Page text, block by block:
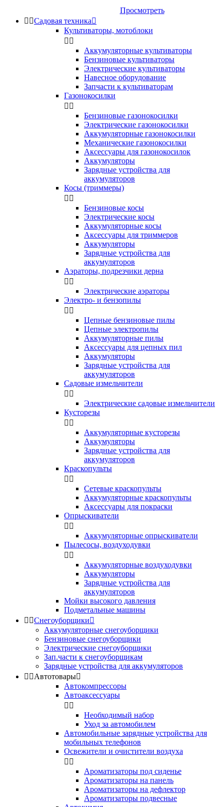
Просмотреть
 Садовая техника
Культиваторы, мотоблоки
 
Аккумуляторные культиваторы
Бензиновые культиваторы
Электрические культиваторы
Навесное оборудование
Запчасти к культиваторам
Газонокосилки
 
Бензиновые газонокосилки
Электрические газонокосилки
Аккумуляторные газонокосилки
Механические газонокосилки
Аксессуары для газонокосилок
Аккумуляторы
Зарядные устройства для
аккумуляторов
Косы (триммеры)
 
Бензиновые косы
Электрические косы
Аккумуляторные косы
Аксессуары для триммеров
Аккумуляторы
Зарядные устройства для
аккумуляторов
Аэраторы, подрезчики дерна
 
Электрические аэраторы
Электро- и бензопилы
 
Цепные бензиновые пилы
Цепные электропилы
Аккумуляторные пилы
Аксессуары для цепных пил
Аккумуляторы
Зарядные устройства для
аккумуляторов
Садовые измельчители
 
Электрические садовые измельчители
Кусторезы
 
Аккумуляторные кусторезы
Аккумуляторы
Зарядные устройства для
аккумуляторов
Краскопульты
 
Сетевые краскопульты
Аккумуляторные краскопульты
Аксессуары для покраски
Опрыскиватели
 
Аккумуляторные опрыскиватели
Пылесосы, воздуходувки
 
Аккумуляторные воздуходувки
Аккумуляторы
Зарядные устройства для
аккумуляторов
Мойки высокого давления
Подметальные машины
 Снегоуборщики
Аккумуляторные снегоуборщики
Бензиновые снегоуборщики
Электрические снегоуборщики
Зап.части к снегоуборщикам
Зарядные устройства для аккумуляторов
 Автотовары
Автокомпрессоры
Автоаксессуары
 
Необходимый набор
Уход за автомобилем
Автомобильные зарядные устройства для
мобильных телефонов
Освежители и очистители воздуха
 
Ароматизаторы под сиденье
Ароматизаторы на панель
Ароматизаторы на дефлектор
Ароматизаторы подвесные